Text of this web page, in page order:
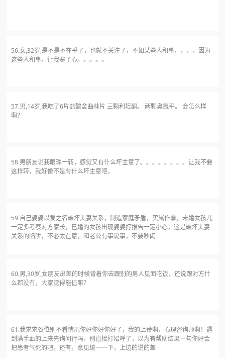
56.女,32岁,是不是不在乎了，也就不关注了，不如某些人和事，，，，因为
这些人和事，让我寒了心。。。。。
57.男,14岁,我吃了6片盐酸舍曲林片 三颗利培酮。 两颗奥氮平。 会怎么样
啊？
58.男朋友说我眼珠一转，感觉又有什么坏主意了。。。。。。。。让我不要
这样转，我好像不是有什么坏主意吧，
59.自己婆婆以爱之名破坏夫妻关系，制造家庭矛盾，实属作孽，未婚女孩儿
一定多考察对方家长，已婚的女孩出现婆婆打报告一定小心，这是破坏夫妻
关系的陷阱，不必太在意，和老公有事说事，不要吵闹
60.男,30岁,女朋友出差的时候背着你去跟别的男人见面吃饭，还说跟对方什
么都没有，大家觉得能信嘛？
61.我求求各位别不看情况你好你好你好了，我的上帝啊，心理咨询师啊！遇
到满手血的上来先询问行吗，别直接打招呼了，以为有帮助结果一句你好会
把患者气死的吧，还有，意见统一一下，上边的说的差